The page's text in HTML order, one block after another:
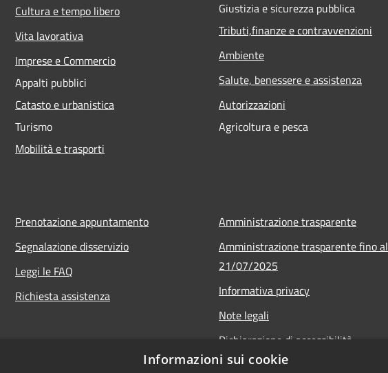
Cultura e tempo libero
Vita lavorativa
Imprese e Commercio
Appalti pubblici
Catasto e urbanistica
Turismo
Mobilità e trasporti
Giustizia e sicurezza pubblica
Tributi,finanze e contravvenzioni
Ambiente
Salute, benessere e assistenza
Autorizzazioni
Agricoltura e pesca
Prenotazione appuntamento
Segnalazione disservizio
Leggi le FAQ
Richiesta assistenza
Amministrazione trasparente
Amministrazione trasparente fino al
21/07/2025
Informativa privacy
Note legali
Dichiarazione di accessibilità
Obiettivi di accessibilità
Informazioni sui cookie